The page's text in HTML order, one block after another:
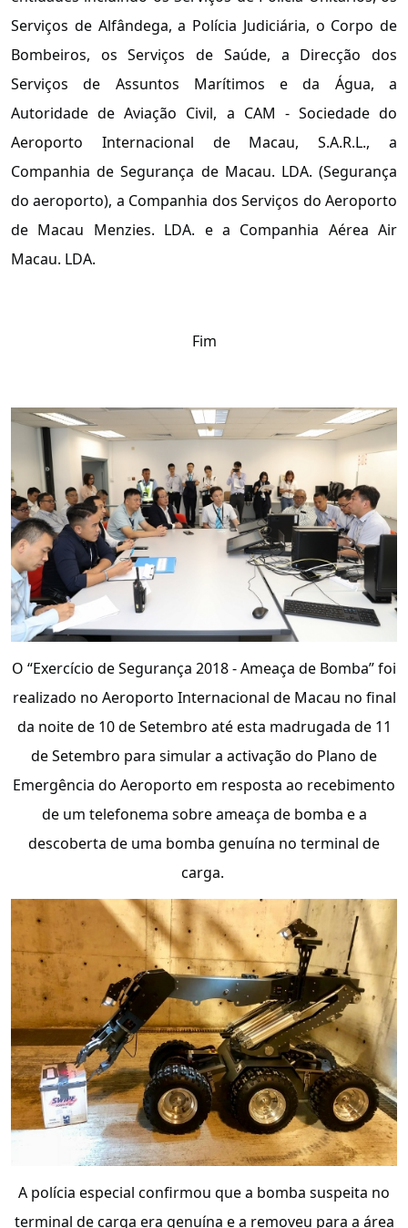
Serviços de Alfândega, a Polícia Judiciária, o Corpo de
Bombeiros, os Serviços de Saúde, a Direcção dos
Serviços de Assuntos Marítimos e da Água, a
Autoridade de Aviação Civil, a CAM - Sociedade do
Aeroporto Internacional de Macau, S.A.R.L., a
Companhia de Segurança de Macau. LDA. (Segurança
do aeroporto), a Companhia dos Serviços do Aeroporto
de Macau Menzies. LDA. e a Companhia Aérea Air
Macau. LDA.
Fim
O “Exercício de Segurança 2018 - Ameaça de Bomba” foi
realizado no Aeroporto Internacional de Macau no final
da noite de 10 de Setembro até esta madrugada de 11
de Setembro para simular a activação do Plano de
Emergência do Aeroporto em resposta ao recebimento
de um telefonema sobre ameaça de bomba e a
descoberta de uma bomba genuína no terminal de
carga.
A polícia especial confirmou que a bomba suspeita no
terminal de carga era genuína e a removeu para a área